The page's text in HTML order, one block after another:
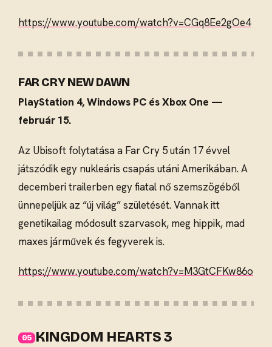
https://www.youtube.com/watch?v=CGq8Ee2gOe4
FAR CRY NEW DAWN
PlayStation 4, Windows PC és Xbox One —
február 15.
Az Ubisoft folytatása a Far Cry 5 után 17 évvel
játszódik egy nukleáris csapás utáni Amerikában. A
decemberi trailerben egy fiatal nő szemszögéből
ünnepeljük az “új világ” születését. Vannak itt
genetikailag módosult szarvasok, meg hippik, mad
maxes járművek és fegyverek is.
https://www.youtube.com/watch?v=M3GtCFKw86o
KINGDOM HEARTS 3